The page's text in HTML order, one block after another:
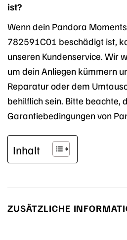
ist?
Wenn dein Pandora
782591C01 beschädigt ist,
unseren Kundenservice. Wir
um dein Anliegen kümmern
Reparatur oder dem
behilflich sein. Bitte beachte,
Garantiebedingungen von
Inhalt
ZUSÄTZLICHE